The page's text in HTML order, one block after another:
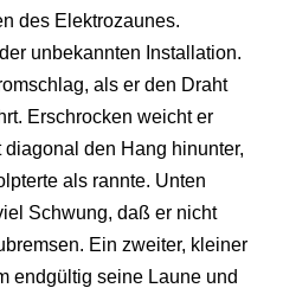
des Elektrozaunes.
unbekannten Installation.
als er den Draht
Erschrocken weicht er
den Hang hinunter,
als rannte. Unten
Schwung, daß er nicht
Ein zweiter, kleiner
endgültig seine Laune und